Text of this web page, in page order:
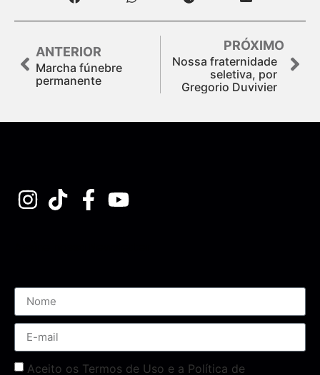
ANTERIOR
Marcha fúnebre
permanente
PRÓXIMO
Nossa fraternidade
seletiva, por
Gregorio Duvivier
Aceito os Termos de Uso e a Política de